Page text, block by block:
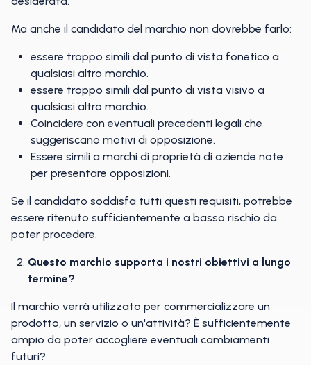
Ma anche il candidato del marchio non dovrebbe farlo:
essere troppo simili dal punto di vista fonetico a
qualsiasi altro marchio.
essere troppo simili dal punto di vista visivo a
qualsiasi altro marchio.
Coincidere con eventuali precedenti legali che
suggeriscano motivi di opposizione.
Essere simili a marchi di proprietà di aziende note
per presentare opposizioni.
Se il candidato soddisfa tutti questi requisiti, potrebbe
essere ritenuto sufficientemente a basso rischio da
poter procedere.
Questo marchio supporta i nostri obiettivi a lungo
termine?
Il marchio verrà utilizzato per commercializzare un
prodotto, un servizio o un'attività? È sufficientemente
ampio da poter accogliere eventuali cambiamenti
futuri?